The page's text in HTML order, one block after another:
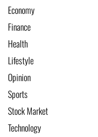
Economy
Finance
Health
Lifestyle
Opinion
Sports
Stock Market
Technology